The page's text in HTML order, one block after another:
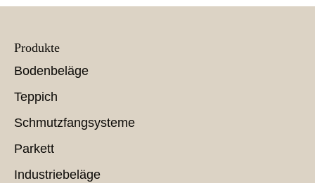
Produkte
Bodenbeläge
Teppich
Schmutzfangsysteme
Parkett
Industriebeläge